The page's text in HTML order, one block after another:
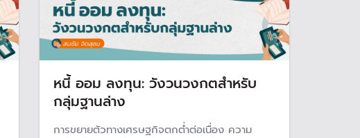
หนี้ ออม ลงทุน: วังวนวงกตสำหรับ
กลุ่มฐานล่าง
การขยายตัวทางเศรษฐกิจตกต่ำต่อเนื่อง ความ